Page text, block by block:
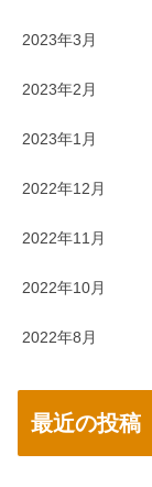
2023年3月
2023年2月
2023年1月
2022年12月
2022年11月
2022年10月
2022年8月
最近の投稿